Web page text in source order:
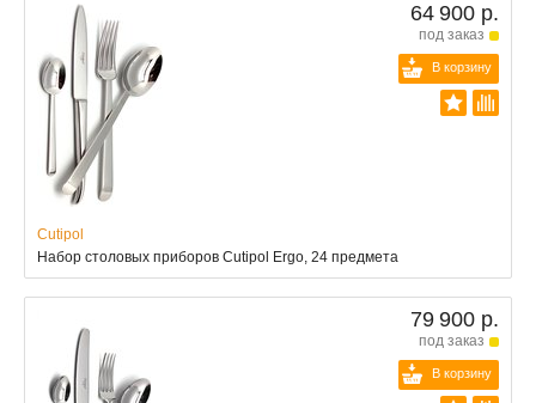
64 900 р.
под заказ
В корзину
Cutipol
Набор столовых приборов Cutipol Ergo, 24 предмета
79 900 р.
под заказ
В корзину